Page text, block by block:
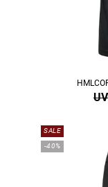
SALE
-40%